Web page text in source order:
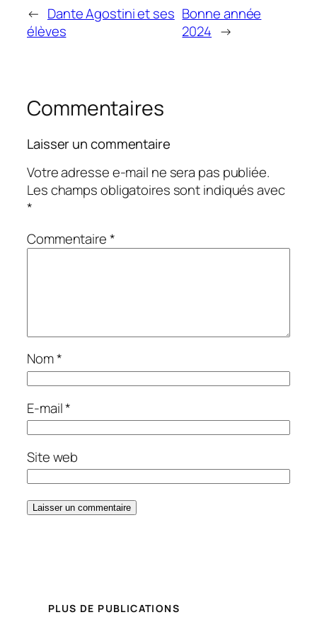
← Dante Agostini et ses
élèves
Bonne année
2024 →
Commentaires
Laisser un commentaire
Votre adresse e-mail ne sera pas publiée.
Les champs obligatoires sont indiqués avec
*
Commentaire*
Nom*
E-mail*
Site web
PLUS DE PUBLICATIONS